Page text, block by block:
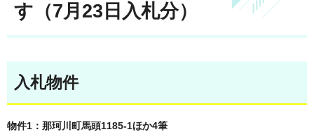
す（7月23日入札分）
入札物件
物件1：那珂川町馬頭1185-1ほか4筆